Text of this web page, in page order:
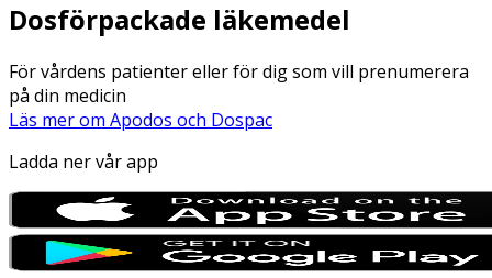
Dosförpackade läkemedel
För vårdens patienter eller för dig som vill prenumerera
på din medicin
Läs mer om Apodos och Dospac
Ladda ner vår app